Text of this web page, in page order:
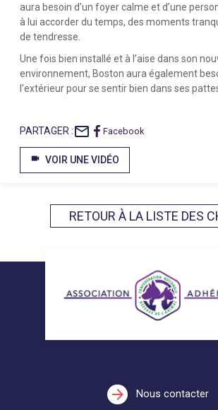
aura besoin d’un foyer calme et d’une
à lui accorder du temps, des moments
de tendresse.
Une fois bien installé et à l’aise dans son
environnement, Boston aura également
l’extérieur pour se sentir bien dans ses
PARTAGER :mail_outline Facebook
videocam VOIR UNE VIDÉO
RETOUR À LA LISTE DES
arrow_forward Nous contacter